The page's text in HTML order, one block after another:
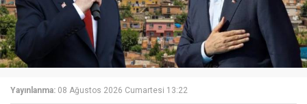
Yayınlanma: 08 Ağustos 2026 Cumartesi 13:22